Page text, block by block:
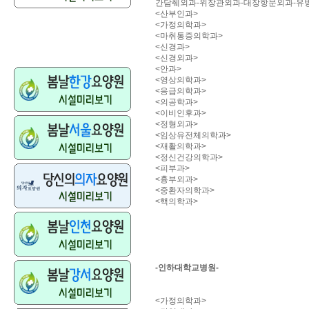
간담췌외과-위장관외과-대장항문외과-
<산부인과>
<가정의학과>
<마취통증의학과>
<신경과>
<신경외과>
<안과>
<영상의학과>
<응급의학과>
<의공학과>
<이비인후과>
<정형외과>
<임상유전체의학과>
<재활의학과>
<정신건강의학과>
<피부과>
<흉부외과>
<중환자의학과>
<핵의학과>
-인하대학교병원-
<가정의학과>